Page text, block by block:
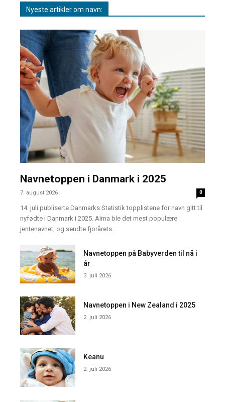
Nyeste artikler om navn:
Navnetoppen i Danmark i 2025
7. august 2026 0
14. juli publiserte Danmarks Statistik topplistene for navn gitt til
nyfødte i Danmark i 2025. Alma ble det mest populære
jentenavnet, og sendte fjorårets...
Navnetoppen på Babyverden til nå i
år
3. juli 2026
Navnetoppen i New Zealand i 2025
2. juli 2026
Keanu
2. juli 2026